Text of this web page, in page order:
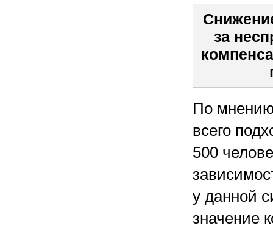
за
По мнению
всего
500
у данной
значение